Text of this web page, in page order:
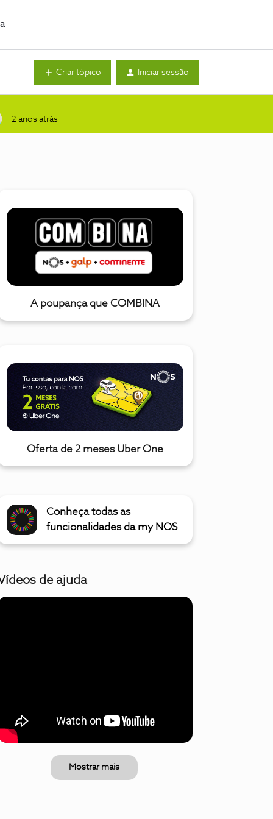
Criar tópico Iniciar sessão
2 anos atrás
A poupança que COMBINA
Oferta de 2 meses Uber One
Conheça todas as
funcionalidades da my NOS
de ajuda
Mostrar mais